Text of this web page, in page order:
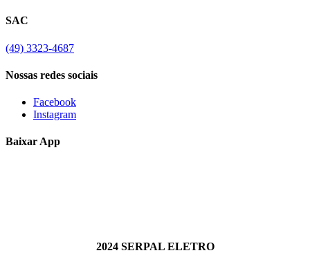
SAC
(49) 3323-4687
Nossas redes sociais
Facebook
Instagram
Baixar App
2024 SERPAL ELETRO